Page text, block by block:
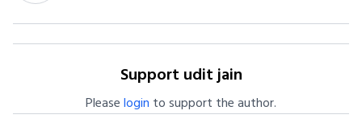
Support udit jain
Pleaselogin to support the author.